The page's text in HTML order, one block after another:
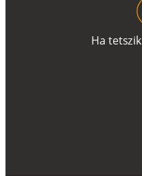
Ha tetszik